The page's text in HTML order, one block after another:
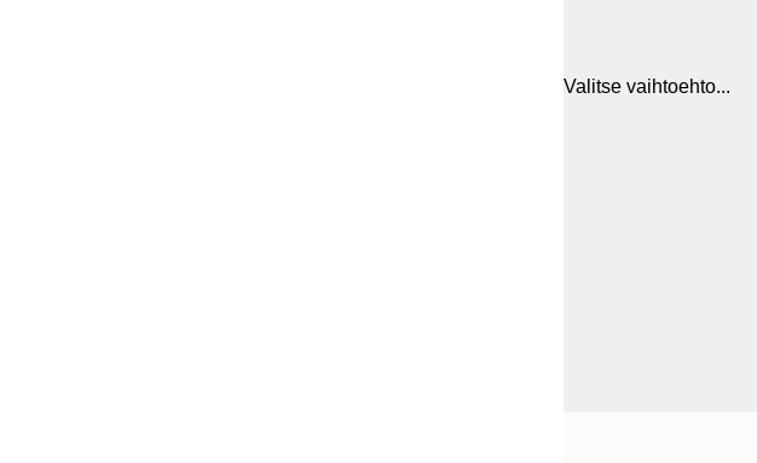
Valitse vaihtoehto...